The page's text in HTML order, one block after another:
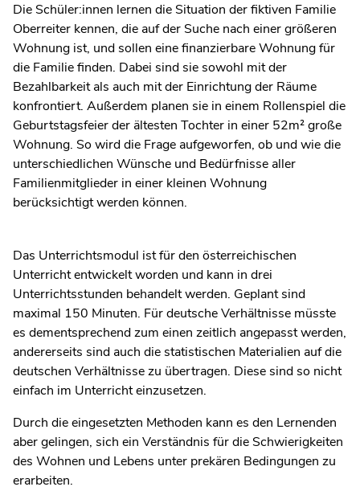
Die Schüler:innen lernen die Situation der fiktiven Familie
Oberreiter kennen, die auf der Suche nach einer größeren
Wohnung ist, und sollen eine finanzierbare Wohnung für
die Familie finden. Dabei sind sie sowohl mit der
Bezahlbarkeit als auch mit der Einrichtung der Räume
konfrontiert. Außerdem planen sie in einem Rollenspiel die
Geburtstagsfeier der ältesten Tochter in einer 52m² große
Wohnung. So wird die Frage aufgeworfen, ob und wie die
unterschiedlichen Wünsche und Bedürfnisse aller
Familienmitglieder in einer kleinen Wohnung
berücksichtigt werden können.
Das Unterrichtsmodul ist für den österreichischen
Unterricht entwickelt worden und kann in drei
Unterrichtsstunden behandelt werden. Geplant sind
maximal 150 Minuten. Für deutsche Verhältnisse müsste
es dementsprechend zum einen zeitlich angepasst werden,
andererseits sind auch die statistischen Materialien auf die
deutschen Verhältnisse zu übertragen. Diese sind so nicht
einfach im Unterricht einzusetzen.
Durch die eingesetzten Methoden kann es den Lernenden
aber gelingen, sich ein Verständnis für die Schwierigkeiten
des Wohnen und Lebens unter prekären Bedingungen zu
erarbeiten.